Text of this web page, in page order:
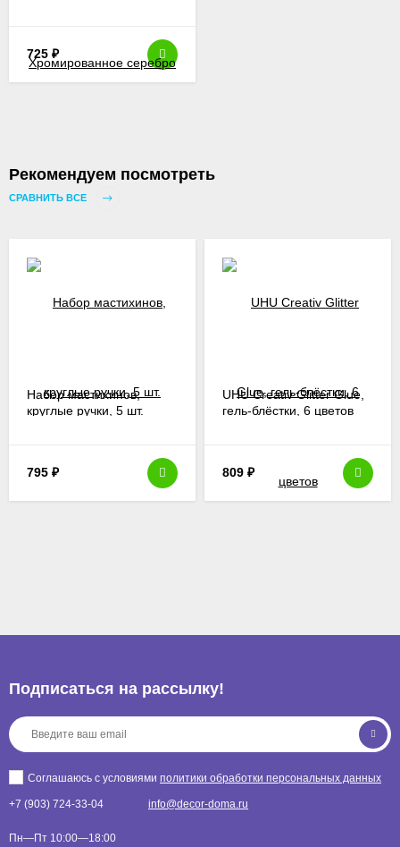
725 ₽
Рекомендуем посмотреть
СРАВНИТЬ ВСЕ
Набор мастихинов,
круглые ручки, 5 шт.
795 ₽
UHU Creativ Glitter Glue,
гель-блёстки, 6 цветов
809 ₽
Подписаться на рассылкy!
Соглашаюсь с условиями политики обработки персональных данных
+7 (903) 724-33-04 info@decor-doma.ru
Пн—Пт 10:00—18:00